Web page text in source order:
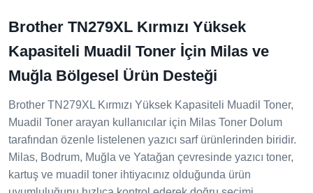
Brother TN279XL Kırmızı Yüksek
Kapasiteli Muadil Toner İçin Milas ve
Muğla Bölgesel Ürün Desteği
Brother TN279XL Kırmızı Yüksek Kapasiteli Muadil Toner,
Muadil Toner arayan kullanıcılar için Milas Toner Dolum
tarafından özenle listelenen yazıcı sarf ürünlerinden biridir.
Milas, Bodrum, Muğla ve Yatağan çevresinde yazıcı toner,
kartuş ve muadil toner ihtiyacınız olduğunda ürün